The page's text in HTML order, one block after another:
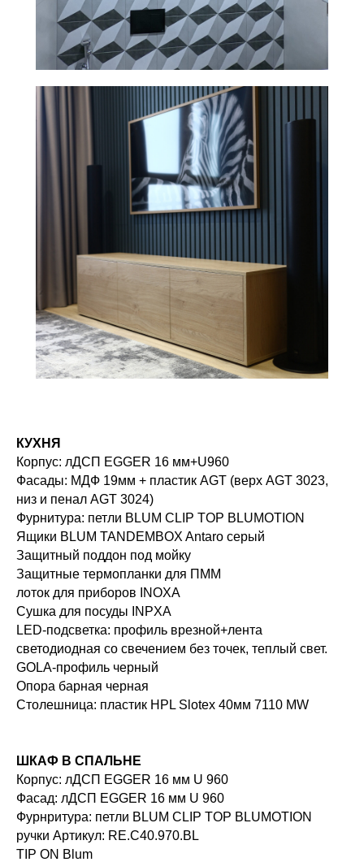
КУХНЯ
Корпус: лДСП EGGER 16 мм+U960
Фасады: МДФ 19мм + пластик AGT (верх AGT 3023,
низ и пенал AGT 3024)
Фурнитура: петли BLUM CLIP TOP BLUMOTION
Ящики BLUM TANDEMBOX Antaro серый
Защитный поддон под мойку
Защитные термопланки для ПММ
лоток для приборов INOXA
Сушка для посуды INPXA
LED-подсветка: профиль врезной+лента
светодиодная со свечением без точек, теплый свет.
GOLA-профиль черный
Опора барная черная
Столешница: пластик HPL Slotex 40мм 7110 MW
ШКАФ В СПАЛЬНЕ
Корпус: лДСП EGGER 16 мм U 960
Фасад: лДСП EGGER 16 мм U 960
Фурнритура: петли BLUM CLIP TOP BLUMOTION
ручки Артикул: RE.C40.970.BL
TIP ON Blum